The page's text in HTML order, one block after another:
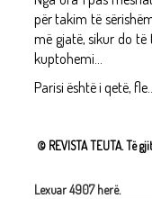
për takim të
më gjatë, sikur do të
kuptohemi...
Parisi është i qetë,
© REVISTA TEUTA. Të
Lexuar 4907 herë.